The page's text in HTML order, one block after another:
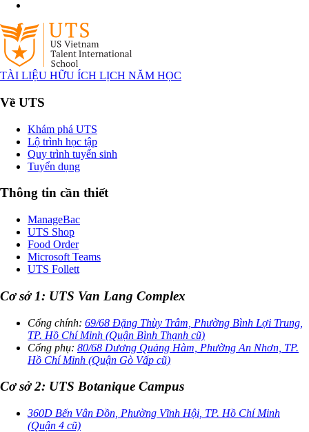
TÀI LIỆU HỮU ÍCH LỊCH NĂM HỌC
Về UTS
Khám phá UTS
Lộ trình học tập
Quy trình tuyển sinh
Tuyển dụng
Thông tin cần thiết
ManageBac
UTS Shop
Food Order
Microsoft Teams
UTS Follett
Cơ sở 1: UTS Van Lang Complex
Cổng chính: 69/68 Đặng Thùy Trâm, Phường Bình Lợi Trung,
TP. Hồ Chí Minh (Quận Bình Thạnh cũ)
Cổng phụ: 80/68 Dương Quảng Hàm, Phường An Nhơn, TP.
Hồ Chí Minh (Quận Gò Vấp cũ)
Cơ sở 2: UTS Botanique Campus
360D Bến Vân Đồn, Phường Vĩnh Hội, TP. Hồ Chí Minh
(Quận 4 cũ)